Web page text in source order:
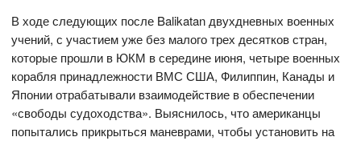
В ходе следующих после Balikatan двухдневных военных
учений, с участием уже без малого трех десятков стран,
которые прошли в ЮКМ в середине июня, четыре военных
корабля принадлежности ВМС США, Филиппин, Канады и
Японии отрабатывали взаимодействие в обеспечении
«свободы судоходства». Выяснилось, что американцы
попытались прикрыться маневрами, чтобы установить на